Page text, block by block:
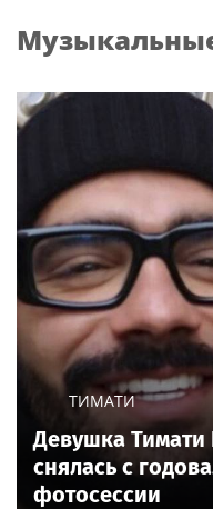
ТИМАТИ
Девушка Тимати
снялась с
фотосессии